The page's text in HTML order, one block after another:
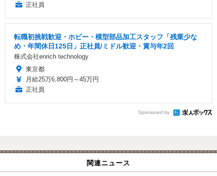
正社員
転職初挑戦歓迎・ホビー・模型部品加工スタッフ「残業少な
め・年間休日125日」正社員/ミドル歓迎・賞与年2回
株式会社enrich technology
東京都
月給25万6,800円～45万円
正社員
Sponsored by
関連ニュース